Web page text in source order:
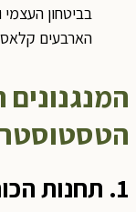
בביטחון
הארבעים
1. תחנות הכוח של התא: המיטוכונדריה